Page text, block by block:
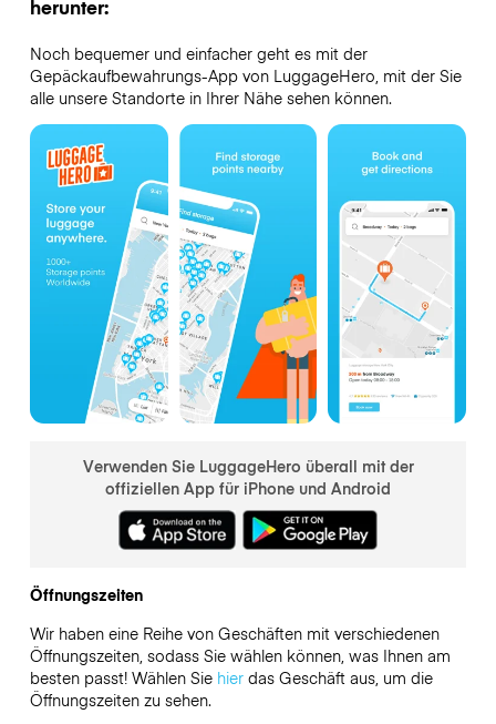
herunter:
Noch bequemer und einfacher geht es mit der
Gepäckaufbewahrungs-App von LuggageHero, mit der Sie
alle unsere Standorte in Ihrer Nähe sehen können.
Verwenden Sie LuggageHero überall mit der
offiziellen App für iPhone und Android
Öffnungszeiten
Wir haben eine Reihe von Geschäften mit verschiedenen
Öffnungszeiten, sodass Sie wählen können, was Ihnen am
besten passt! Wählen Sie hierdas Geschäft aus, um die
Öffnungszeiten zu sehen.